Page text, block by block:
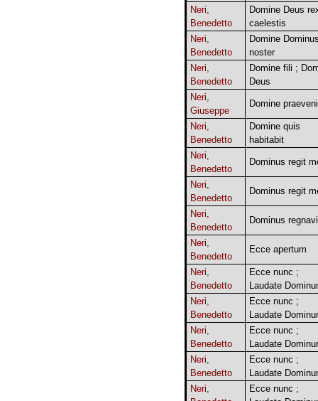
Neri,
Benedetto
Domine Deus
caelestis
Neri,
Benedetto
Domine
noster
Neri,
Benedetto
Domine fili ;
Deus
Neri,
Giuseppe
Domine
Neri,
Benedetto
Domine quis
habitabit
Neri,
Benedetto
Dominus regit
Neri,
Benedetto
Dominus regit
Neri,
Benedetto
Dominus
Neri,
Benedetto
Ecce apertum
Neri,
Benedetto
Ecce nunc ;
Laudate
Neri,
Benedetto
Ecce nunc ;
Laudate
Neri,
Benedetto
Ecce nunc ;
Laudate
Neri,
Benedetto
Ecce nunc ;
Laudate
Neri,
Ecce nunc ;